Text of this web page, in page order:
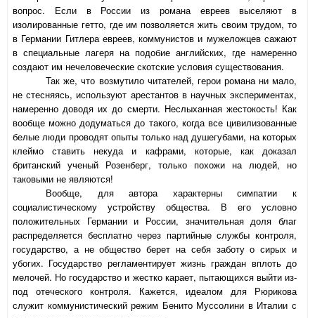
вопрос. Если в России из романа евреев выселяют в
изолированные гетто, где им позволяется жить своим трудом, то
в Германии Гитлера евреев, коммунистов и мужеложцев сажают
в специальные лагеря на подобие английских, где намеренно
создают им нечеловеческие скотские условия существования.
Так же, что возмутило читателей, герои романа ни мало,
не стесняясь, используют арестантов в научных экспериментах,
намеренно доводя их до смерти. Неслыханная жестокость! Как
вообще можно додуматься до такого, когда все цивилизованные
белые люди проводят опыты только над душегубами, на которых
клеймо ставить некуда и кафрами, которые, как доказал
британский ученый Розенберг, только похожи на людей, но
таковыми не являются!
Вообще, для автора характерны симпатии к
социалистическому устройству общества. В его условно
положительных Германии и России, значительная доля благ
распределяется бесплатно через партийные службы контроля,
государство, а не общество берет на себя заботу о сирых и
убогих. Государство регламентирует жизнь граждан вплоть до
мелочей. Но государство и жестко карает, пытающихся выйти из-
под отеческого контроля. Кажется, идеалом для Рюрикова
служит коммунистический режим Бенито Муссолини в Италии с